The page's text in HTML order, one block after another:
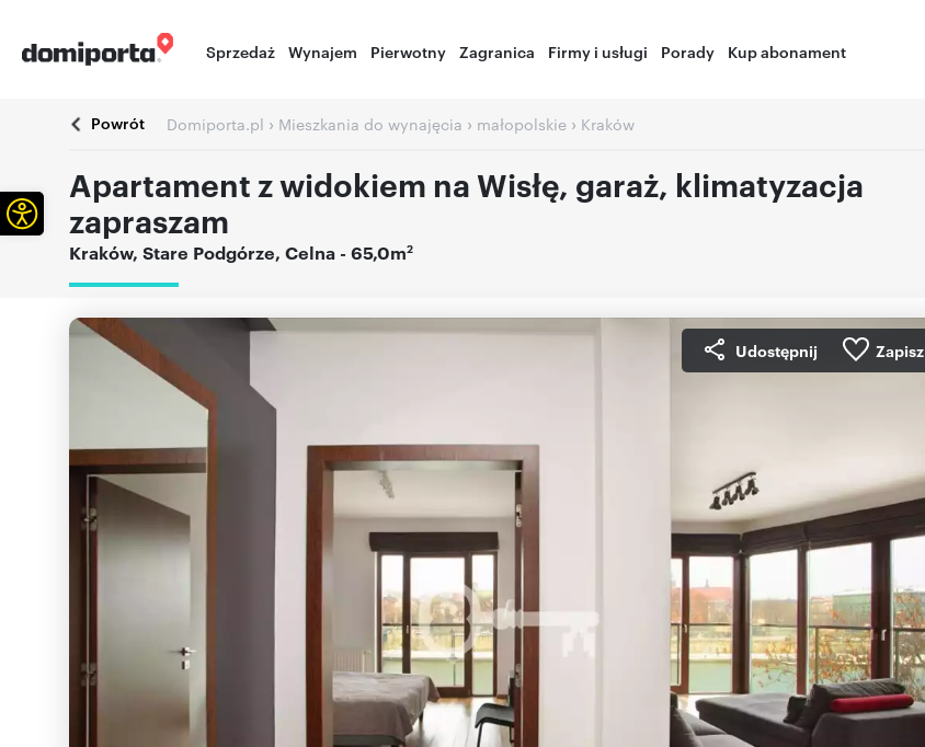
Sprzedaż Wynajem Pierwotny Zagranica Firmy i usługi Porady Kup abonament
Powrót Domiporta.pl › Mieszkania do wynajęcia › małopolskie › Kraków
Apartament z widokiem na Wisłę, garaż, klimatyzacja
zapraszam
Kraków, Stare Podgórze, Celna - 65,0m2
Udostępnij Zapisz
Otwórz pasek narzędzi